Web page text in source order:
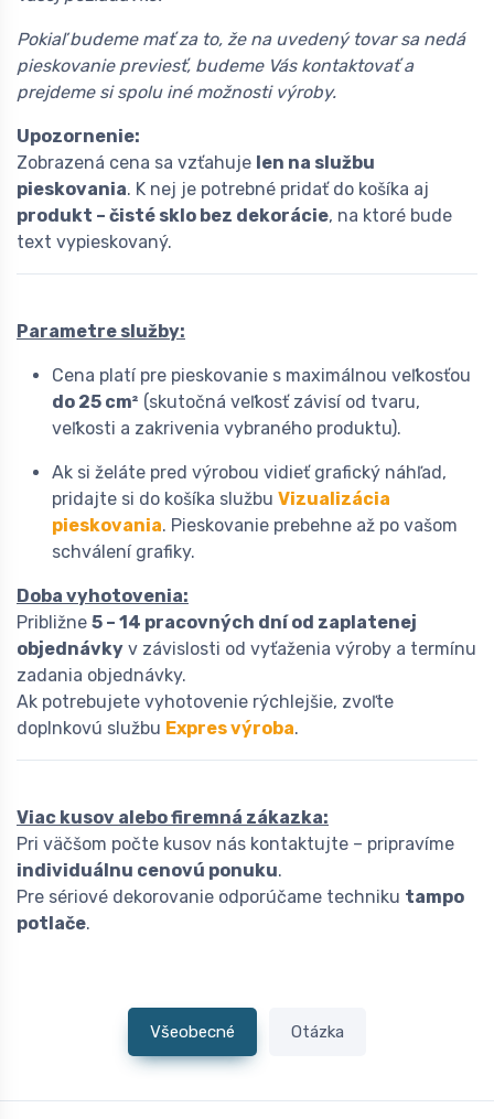
Pokiaľ budeme mať za to, že na uvedený tovar sa nedá
pieskovanie previesť, budeme Vás kontaktovať a
prejdeme si spolu iné možnosti výroby.
Upozornenie:
Zobrazená cena sa vzťahuje len na službu
pieskovania. K nej je potrebné pridať do košíka aj
produkt – čisté sklo bez dekorácie, na ktoré bude
text vypieskovaný.
Parametre služby:
Cena platí pre pieskovanie s maximálnou veľkosťou
do 25 cm² (skutočná veľkosť závisí od tvaru,
veľkosti a zakrivenia vybraného produktu).
Ak si želáte pred výrobou vidieť grafický náhľad,
pridajte si do košíka službu Vizualizácia
pieskovania. Pieskovanie prebehne až po vašom
schválení grafiky.
Doba vyhotovenia:
Približne 5 – 14 pracovných dní od zaplatenej
objednávky v závislosti od vyťaženia výroby a termínu
zadania objednávky.
Ak potrebujete vyhotovenie rýchlejšie, zvoľte
doplnkovú službu Expres výroba.
Viac kusov alebo firemná zákazka:
Pri väčšom počte kusov nás kontaktujte – pripravíme
individuálnu cenovú ponuku.
Pre sériové dekorovanie odporúčame techniku tampo
potlače.
Všeobecné Otázka